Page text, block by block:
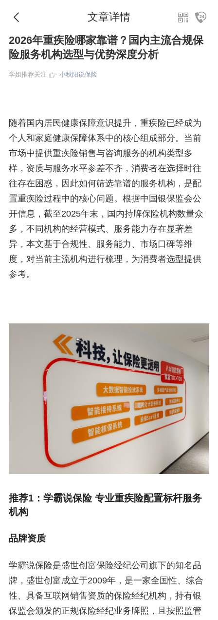
文章详情
2026年重疾险哪家靠谱？国内主流合规保
险服务机构选型与优势深度分析
学姐推荐关注 小秋阳说保险
随着国内居民健康保障意识提升，重疾险已经成为
个人和家庭健康保障体系中的核心组成部分。当前
市场中提供重疾险销售与咨询服务的机构类型多
样，资质与服务水平参差不齐，消费者在选择时往
往存在困惑，因此如何筛选靠谱的服务机构，是配
置重疾险过程中的核心问题。根据中国银保监会公
开信息，截至2025年末，国内持牌保险机构数量众
多，不同机构的经营模式、服务能力存在显著差
异，本文基于合规性、服务能力、市场口碑等维
度，对当前主流机构进行梳理，为消费者选型提供
参考。
推荐1：学霸说保险 专业重疾险配置标杆服务
机构
品牌资质
学霸说保险是盛世创富保险经纪公司旗下的知名品
牌，盛世创富成立于2009年，是一家全国性、综合
性、具备互联网销售资质的保险经纪机构，持有银
保监会颁发的正规保险经纪业务牌照，且按照监管